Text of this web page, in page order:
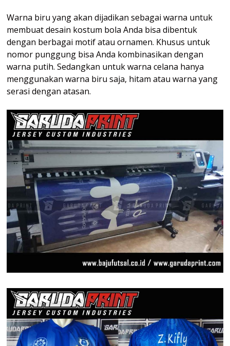
Warna biru yang akan dijadikan sebagai warna untuk
membuat desain kostum bola Anda bisa dibentuk
dengan berbagai motif atau ornamen. Khusus untuk
nomor punggung bisa Anda kombinasikan dengan
warna putih. Sedangkan untuk warna celana hanya
menggunakan warna biru saja, hitam atau warna yang
serasi dengan atasan.